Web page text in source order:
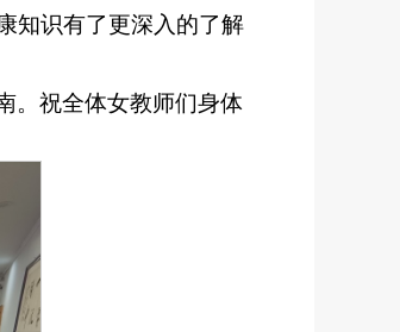
知识有了更深入的了解
。祝全体女教师们身体